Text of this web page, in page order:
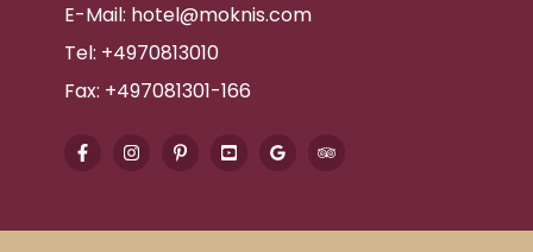
E-Mail: hotel@moknis.com
Tel: +4970813010
Fax: +497081301-166